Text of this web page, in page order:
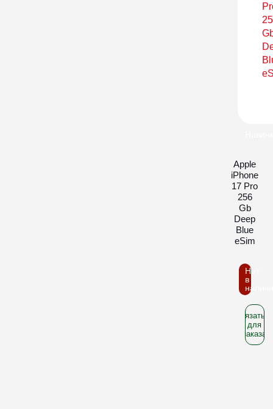
Apple
iPhone
17 Pro
256
Gb
Deep
Blue
eSim
Нет
в
для
заказа